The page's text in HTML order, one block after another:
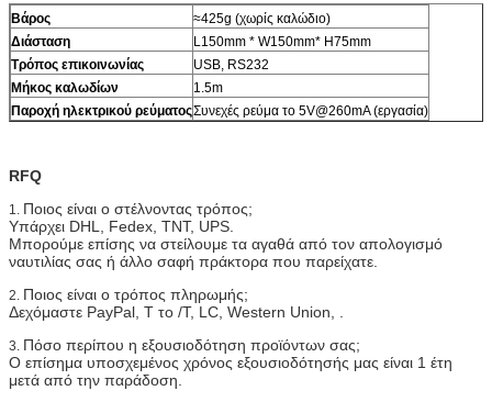
Βάρος
≈425g (χωρίς καλώδιο)
Διάσταση
L150mm * W150mm* H75mm
Τρόπος επικοινωνίας
USB, RS232
Μήκος καλωδίων
1.5m
Παροχή ηλεκτρικού ρεύματοςΣυνεχές ρεύμα το 5V@260mA (εργασία)
RFQ
1. Ποιος είναι ο στέλνοντας τρόπος;
Υπάρχει DHL, Fedex, TNT, UPS.
Μπορούμε επίσης να στείλουμε τα αγαθά από τον απολογισμό
ναυτιλίας σας ή άλλο σαφή πράκτορα που παρείχατε.
2. Ποιος είναι ο τρόπος πληρωμής;
Δεχόμαστε PayPal, Τ το /T, LC, Western Union, .
3. Πόσο περίπου η εξουσιοδότηση προϊόντων σας;
Ο επίσημα υποσχεμένος χρόνος εξουσιοδότησής μας είναι 1 έτη
μετά από την παράδοση.